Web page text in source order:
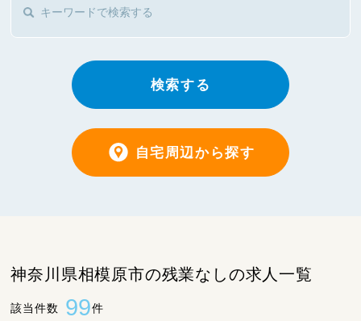
検索する
自宅周辺から探す
神奈川県相模原市の残業なしの求人一覧
該当件数 99件